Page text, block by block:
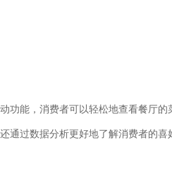
能，消费者可以轻松地查看餐厅的
通过数据分析更好地了解消费者的喜